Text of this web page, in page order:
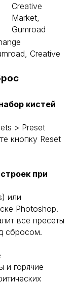
Creative
Market,
Gumroad
Creative
кистей
> Preset
кнопку Reset
при
или
Photoshop.
все пресеты
сбросом.
и горячие